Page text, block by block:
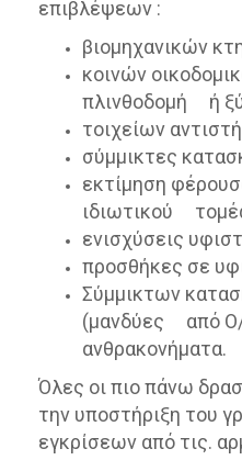
επιβλέψεων :
βιομηχανικών
κοινών
πλινθοδομή ή
τοιχείων
σύμμικτες
εκτίμηση
ιδιωτικού
ενισχύσεις
προσθήκες σε
Σύμμικτων
(μανδύες από Ο/
ανθρακονήματα.
Όλες οι πιο πάνω
την υποστήριξη του
εγκρίσεων από τις.